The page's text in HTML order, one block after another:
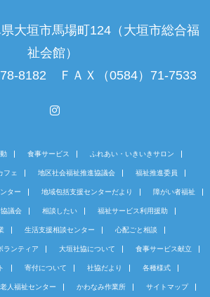
大垣市馬場町124（大垣市総合福
祉会館）
78-8182 ＦＡＸ（0584）71-7533
食事サービス ふれあい・いきいきサロン
フェ 地区社会福祉推進協議会 福祉推進委員
ター 地域包括支援センターだより 障がい者福祉
議会 相談したい 福祉サービス利用援助
生活支援相談センター 心配ごと相談
ランティア 大垣社協について 食事サービス献立
寄付について 社協だより 各種様式
人福祉センター かわなみ作業所 サイトマップ